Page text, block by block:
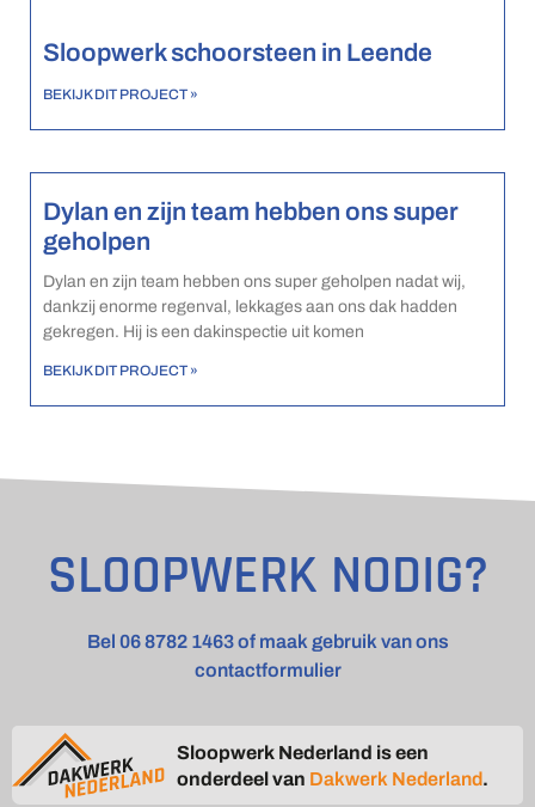
Sloopwerk schoorsteen in Leende
BEKIJK DIT PROJECT »
Dylan en zijn team hebben ons super
geholpen
Dylan en zijn team hebben ons super geholpen nadat wij,
dankzij enorme regenval, lekkages aan ons dak hadden
gekregen. Hij is een dakinspectie uit komen
BEKIJK DIT PROJECT »
SLOOPWERK NODIG?
Bel 06 8782 1463 of maak gebruik van ons
contactformulier
Sloopwerk Nederland is een
onderdeel van Dakwerk Nederland.